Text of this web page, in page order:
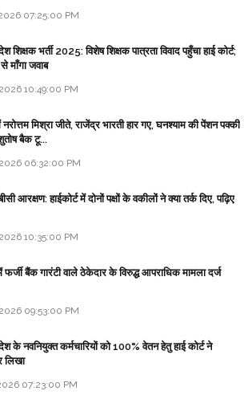
07:25:00 PM
शिक्षक भर्ती 2025: विशेष शिक्षक पात्रता विवाद पहुँचा हाई कोर्ट;
माँगा जवाब
10:49:00 PM
नरोत्तम मिश्रा जीते, राजेंद्र भारती हार गए, घनश्याम की पेंशन पक्की
बैक टू...
06:32:00 PM
आरक्षण: हाईकोर्ट में दोनों पक्षों के वकीलों ने क्या तर्क दिए, पढ़िए
10:35:00 PM
फर्जी बैंक गारंटी वाले ठेकेदार के विरुद्ध आपराधिक मामला दर्ज
09:53:00 PM
के नवनियुक्त कर्मचारियों को 100% वेतन हेतु हाई कोर्ट ने
लिखा
07:23:00 PM